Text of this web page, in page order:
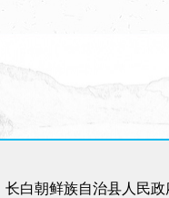
长白朝鲜族自治县人民